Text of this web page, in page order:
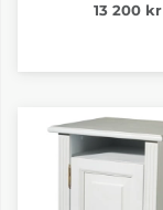
13 200 kr